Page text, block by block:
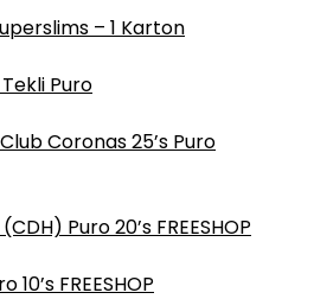
– 1 Karton
Puro
Coronas 25’s Puro
Puro 20’s FREESHOP
FREESHOP